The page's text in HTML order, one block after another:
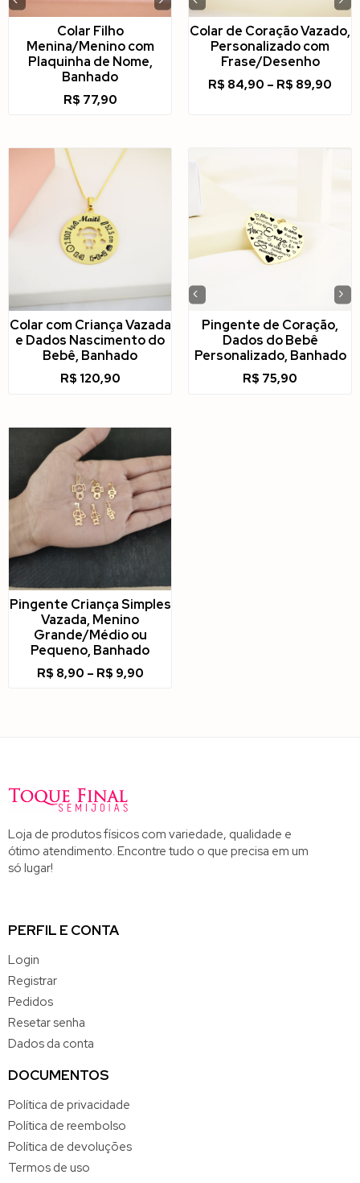
Colar Filho
Menina/Menino com
Plaquinha de Nome,
Banhado
R$ 77,90
Colar de Coração Vazado,
Personalizado com
Frase/Desenho
R$ 84,90 – R$ 89,90
Colar com Criança Vazada
e Dados Nascimento do
Bebê, Banhado
R$ 120,90
‹
›
Pingente de Coração,
Dados do Bebê
Personalizado, Banhado
R$ 75,90
Pingente Criança Simples
Vazada, Menino
Grande/Médio ou
Pequeno, Banhado
R$ 8,90 – R$ 9,90
Loja de produtos físicos com variedade, qualidade e
ótimo atendimento. Encontre tudo o que precisa em um
só lugar!
PERFIL E CONTA
Login
Registrar
Pedidos
Resetar senha
Dados da conta
DOCUMENTOS
Política de privacidade
Política de reembolso
Política de devoluções
Termos de uso